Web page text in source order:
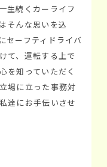
生続くカーライフ
そんな思いを込
セーフティドライバ
て、運転する上で
を知っていただく
場に立った事務対
達にお手伝いさせ